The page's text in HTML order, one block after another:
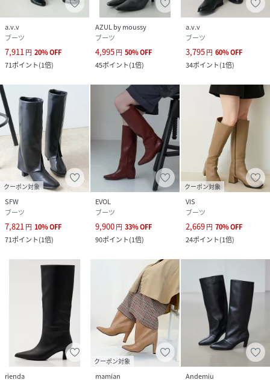
合成底｜ベージュ（27）：（甲材） 合成皮革
（底材） 合成底｜シルバー（93）：（甲材） 合
成皮革 （底材） 合成底
サイズ S、M、L
BVA44510-01-010 MH3143
a.v.v
ブーツ
7,911円 20%OFF
71ポイント(1倍)
AZUL by moussy
ブーツ
4,995円 50%OFF
45ポイント(1倍)
a.v.v
ブーツ
3,795円 60%OFF
34ポイント(1倍)
クーポン対象
SFW
ブーツ
7,821円 10%OFF
71ポイント(1倍)
EVOL
ブーツ
9,900円 33%OFF
90ポイント(1倍)
クーポン対象
VIS
ブーツ
2,669円 70%OFF
24ポイント(1倍)
rienda
クーポン対象
mamian
Andemiu